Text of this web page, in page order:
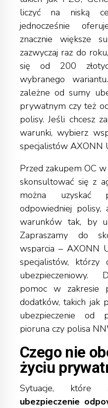
liczyć na niską
jednocześnie
znacznie większe
zazwyczaj raz do
się od 200
wybranego
zależne od sumy
prywatnym czy też
polisy. Jeśli chcesz
warunki, wybierz
specjalistów AXONN
Przed zakupem OC
skonsultować się z
można uzyskać
odpowiedniej
warunków tak, by
Zapraszamy do
wsparcia – AXONN
specjalistów, którzy
ubezpieczeniowy.
pomoc w zakresie
dodatków, takich jak
ubezpieczenie od
pioruna czy polisa
Czego nie
życiu
Sytuacje,
ubezpieczenie